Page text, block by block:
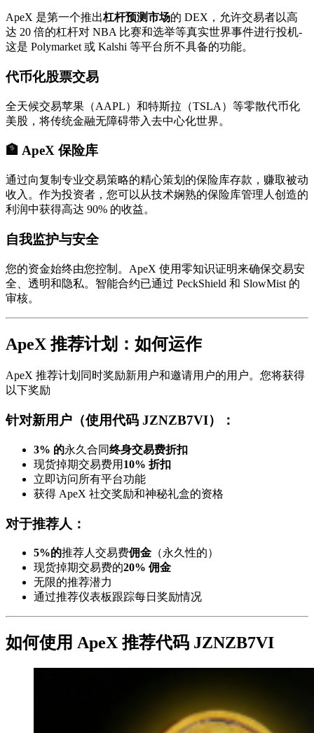
ApeX 是第一个推出杠杆预测市场的 DEX，允许交易者以高
达 20 倍的杠杆对 NBA 比赛和选举等真实世界事件进行投机-
这是 Polymarket 或 Kalshi 等平台所不具备的功能。
代币化股票交易
全天候交易苹果（AAPL）和特斯拉（TSLA）等零散代币化
美股，将传统金融无障碍带入去中心化世界。
🏦 ApeX 保险库
通过向复制专业交易策略的精心策划的保险库存款，赚取被动
收入。作为投资者，您可以从技术娴熟的保险库管理人创造的
利润中获得高达 90% 的收益。
自我监护与安全
您的资金始终由您控制。ApeX 使用零知识证明来确保交易安
全、透明和隐私。智能合约已通过 PeckShield 和 SlowMist 的
审核。
ApeX 推荐计划：如何运作
ApeX 推荐计划同时奖励新用户和邀请用户的用户。您将获得
以下奖励
针对新用户（使用代码 JZNZB7VI）：
3% 的永久合同终身交易费折扣
现货掉期交易费用 10% 折扣
立即访问所有平台功能
获得 ApeX 社交奖励和神秘礼盒的资格
对于推荐人：
5%的推荐人交易费佣金 （永久性的）
现货掉期交易费的20% 佣金
无限的推荐潜力
通过推荐仪表板跟踪每日奖励情况
如何使用 ApeX 推荐代码 JZNZB7VI